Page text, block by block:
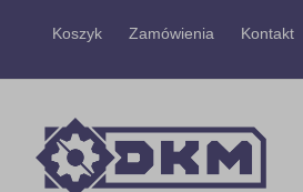
Koszyk Zamówienia Kontakt